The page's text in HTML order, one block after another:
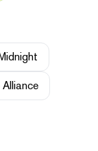
Midnight